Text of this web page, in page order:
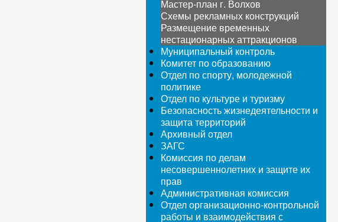
Мастер-план г. Волхов
Схемы рекламных конструкций
Размещение временных
нестационарных аттракционов
Муниципальный контроль
Комитет по образованию
Отдел по спорту, молодежной
политике
Отдел по культуре и туризму
Безопасность жизнедеятельности и
защита территорий
Архивный отдел
ЗАГС
Комиссия по делам
несовершеннолетних и защите их
прав
Административная комиссия
Отдел организационно-контрольной
работы и взаимодействия с